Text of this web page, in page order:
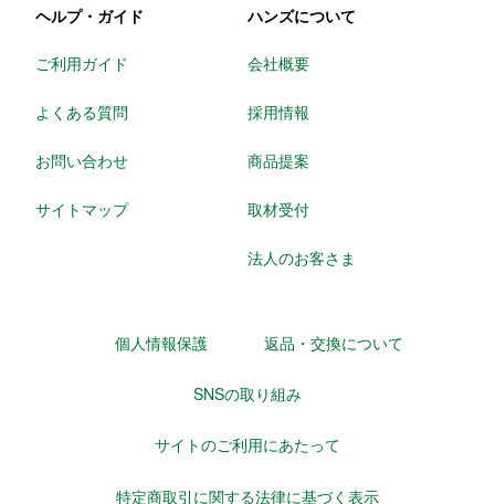
ヘルプ・ガイド
ご利用ガイド
よくある質問
お問い合わせ
サイトマップ
ハンズについて
会社概要
採用情報
商品提案
取材受付
法人のお客さま
個人情報保護 返品・交換について
SNSの取り組み
サイトのご利用にあたって
特定商取引に関する法律に基づく表示